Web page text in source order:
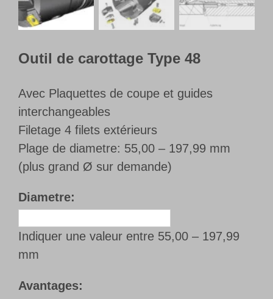
Outil de carottage Type 48
Avec Plaquettes de coupe et guides
interchangeables
Filetage 4 filets extérieurs
Plage de diametre: 55,00 – 197,99 mm
(plus grand Ø sur demande)
Diametre:
Indiquer une valeur entre 55,00 – 197,99
mm
Avantages: